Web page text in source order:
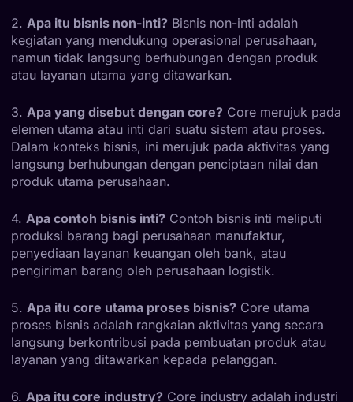
2. Apa itu bisnis non-inti? Bisnis non-inti adalah
kegiatan yang mendukung operasional perusahaan,
namun tidak langsung berhubungan dengan produk
atau layanan utama yang ditawarkan.
3. Apa yang disebut dengan core? Core merujuk pada
elemen utama atau inti dari suatu sistem atau proses.
Dalam konteks bisnis, ini merujuk pada aktivitas yang
langsung berhubungan dengan penciptaan nilai dan
produk utama perusahaan.
4. Apa contoh bisnis inti? Contoh bisnis inti meliputi
produksi barang bagi perusahaan manufaktur,
penyediaan layanan keuangan oleh bank, atau
pengiriman barang oleh perusahaan logistik.
5. Apa itu core utama proses bisnis? Core utama
proses bisnis adalah rangkaian aktivitas yang secara
langsung berkontribusi pada pembuatan produk atau
layanan yang ditawarkan kepada pelanggan.
6. Apa itu core industry? Core industry adalah industri